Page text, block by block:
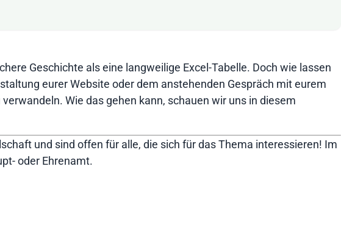
Geschichte als eine langweilige Excel-Tabelle. Doch wie lassen
eurer Website oder dem anstehenden Gespräch mit eurem
Wie das gehen kann, schauen wir uns in diesem
und sind offen für alle, die sich für das Thema interessieren! Im
oder Ehrenamt.